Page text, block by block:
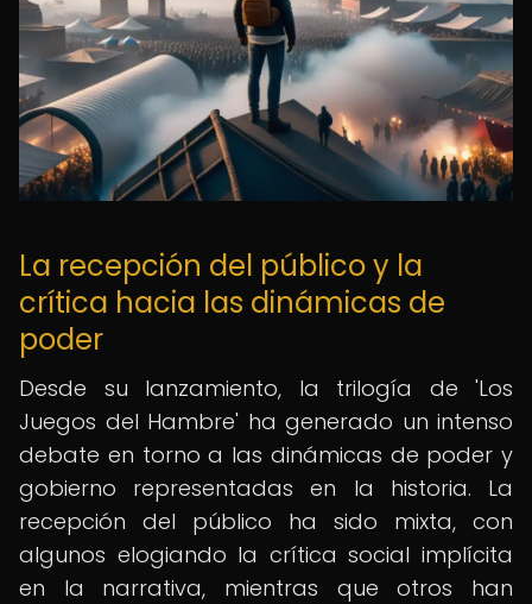
La recepción del público y la
crítica hacia las dinámicas de
poder
Desde su lanzamiento, la trilogía de 'Los
Juegos del Hambre' ha generado un intenso
debate en torno a las dinámicas de poder y
gobierno representadas en la historia. La
recepción del público ha sido mixta, con
algunos elogiando la crítica social implícita
en la narrativa, mientras que otros han